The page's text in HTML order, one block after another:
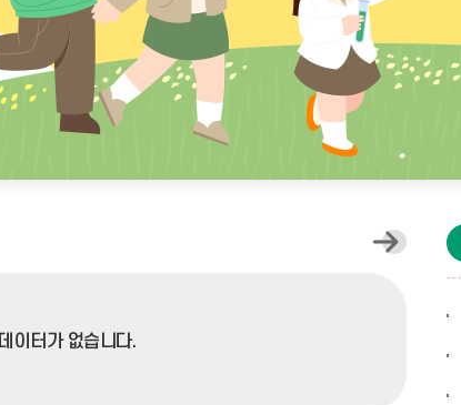
데이터가 없습니다.
오
늘